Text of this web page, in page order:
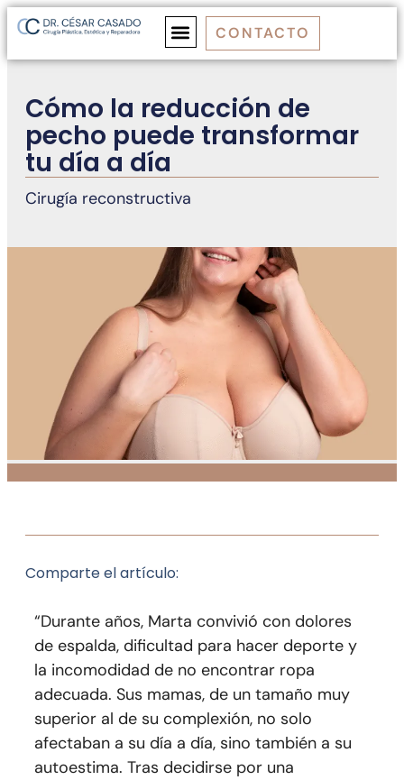
CONTACTO
Cómo la reducción de
pecho puede transformar
tu día a día
Cirugía reconstructiva
Comparte el artículo:
“Durante años, Marta convivió con dolores
de espalda, dificultad para hacer deporte y
la incomodidad de no encontrar ropa
adecuada. Sus mamas, de un tamaño muy
superior al de su complexión, no solo
afectaban a su día a día, sino también a su
autoestima. Tras decidirse por una